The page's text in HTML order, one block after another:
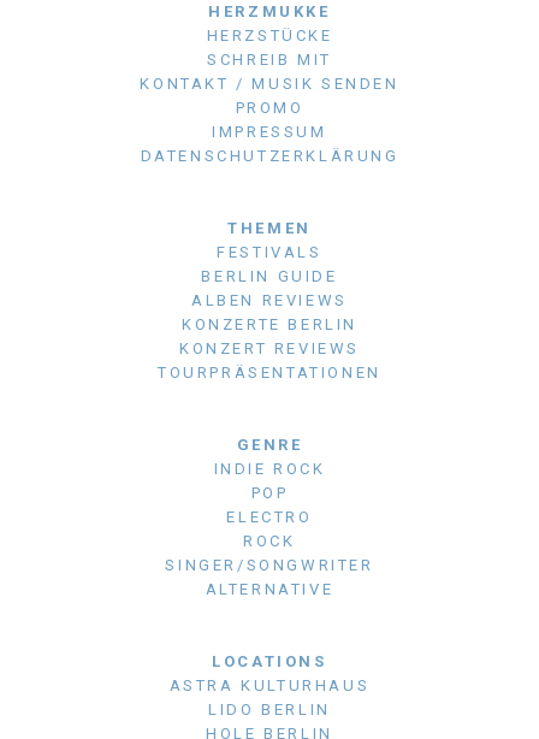
HERZMUKKE
HERZSTÜCKE
SCHREIB MIT
KONTAKT / MUSIK SENDEN
PROMO
IMPRESSUM
DATENSCHUTZERKLÄRUNG
THEMEN
FESTIVALS
BERLIN GUIDE
ALBEN REVIEWS
KONZERTE BERLIN
KONZERT REVIEWS
TOURPRÄSENTATIONEN
GENRE
INDIE ROCK
POP
ELECTRO
ROCK
SINGER/SONGWRITER
ALTERNATIVE
LOCATIONS
ASTRA KULTURHAUS
LIDO BERLIN
HOLE BERLIN